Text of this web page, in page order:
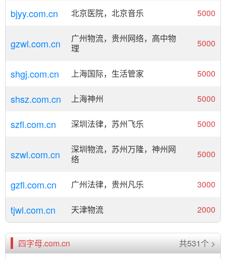
bjyy.com.cn 北京医院，北京音乐 5000
gzwl.com.cn
广州物流，贵州网络，高中物
理
5000
shgj.com.cn 上海国际，生活管家 5000
shsz.com.cn 上海神州 5000
szfl.com.cn 深圳法律，苏州飞乐 5000
szwl.com.cn
深圳物流，苏州万隆，神州网
络
5000
gzfl.com.cn 广州法律，贵州凡乐 3000
tjwl.com.cn 天津物流 2000
四字母.com.cn 共531个 >